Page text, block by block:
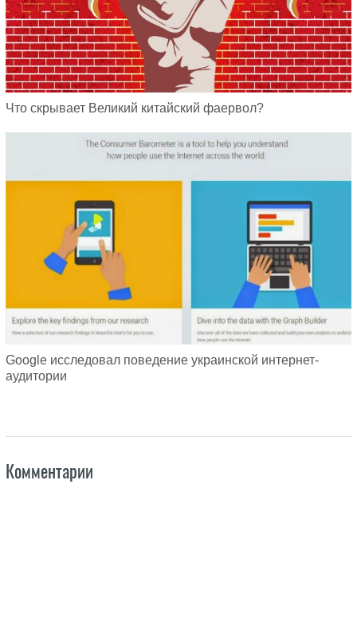
Что скрывает Великий китайский фаервол?
Google исследовал поведение украинской интернет-
аудитории
Комментарии